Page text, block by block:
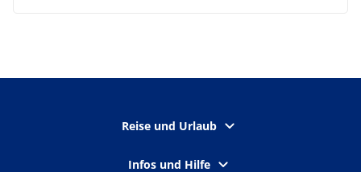
Reise und Urlaub
Infos und Hilfe